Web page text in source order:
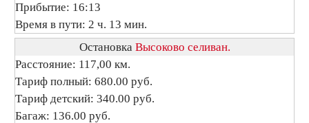
Прибытие: 16:13
Время в пути: 2 ч. 13 мин.
Остановка Высоково селиван.
Расстояние: 117,00 км.
Тариф полный: 680.00 руб.
Тариф детский: 340.00 руб.
Багаж: 136.00 руб.